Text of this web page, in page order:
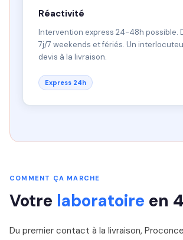
Réactivité
Intervention express 24-48h possible.
7j/7 weekends et fériés. Un
devis à la livraison.
Express 24h
COMMENT ÇA MARCHE
Votre laboratoire en
Du premier contact à la livraison,